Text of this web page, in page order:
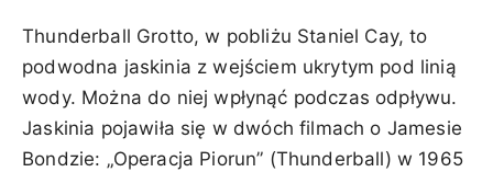
Thunderball Grotto, w pobliżu Staniel Cay, to
podwodna jaskinia z wejściem ukrytym pod linią
wody. Można do niej wpłynąć podczas odpływu.
Jaskinia pojawiła się w dwóch filmach o Jamesie
Bondzie: „Operacja Piorun” (Thunderball) w 1965